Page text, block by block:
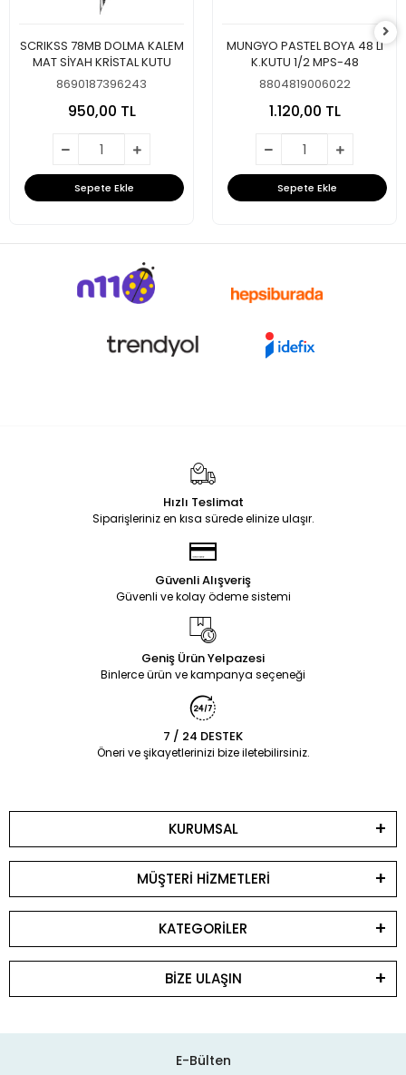
SCRIKSS 78MB DOLMA KALEM
MAT SİYAH KRİSTAL KUTU
8690187396243
950,00 TL
Sepete Ekle
MUNGYO PASTEL BOYA 48 LI
K.KUTU 1/2 MPS-48
8804819006022
1.120,00 TL
Sepete Ekle
Hızlı Teslimat
Siparişleriniz en kısa sürede elinize ulaşır.
Güvenli Alışveriş
Güvenli ve kolay ödeme sistemi
Geniş Ürün Yelpazesi
Binlerce ürün ve kampanya seçeneği
7 / 24 DESTEK
Öneri ve şikayetlerinizi bize iletebilirsiniz.
KURUMSAL
MÜŞTERİ HİZMETLERİ
KATEGORİLER
BİZE ULAŞIN
E-Bülten